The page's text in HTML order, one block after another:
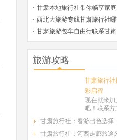
线！
甘肃本地旅行社带你畅享家
西北大旅游专线甘肃旅行社
甘肃旅游包车自由行联系甘
旅游攻略
甘肃旅行
彩启程
现在就来加
吧！联系
8022。让
您领略甘肃
甘肃旅行社：春游出色选择
甘肃旅行社：河西走廊旅途